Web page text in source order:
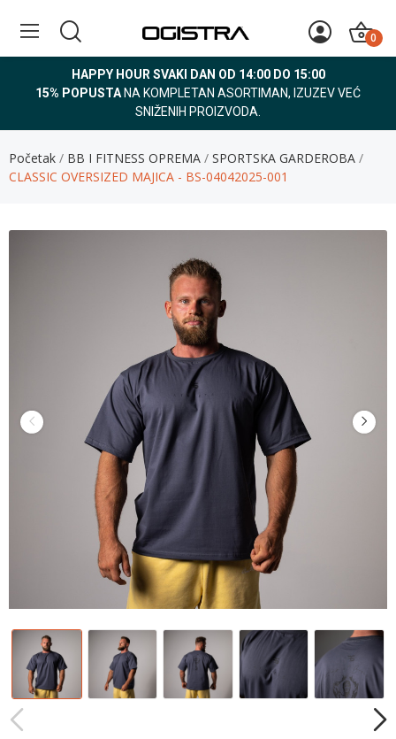
0
HAPPY HOUR SVAKI DAN OD 14:00 DO 15:00
15% POPUSTA NA KOMPLETAN ASORTIMAN, IZUZEV VEĆ
SNIŽENIH PROIZVODA.
Početak BB I FITNESS OPREMA
SPORTSKA GARDEROBA
CLASSIC OVERSIZED MAJICA - BS-04042025-001